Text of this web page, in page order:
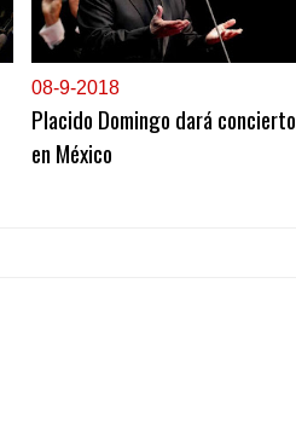
08-9-2018
Placido Domingo dará concierto
en México